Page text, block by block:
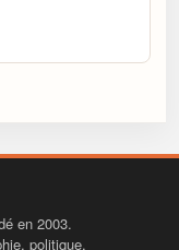
en 2003.
politique.